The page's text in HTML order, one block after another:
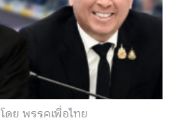
โดย พรรคเพื่อไทย